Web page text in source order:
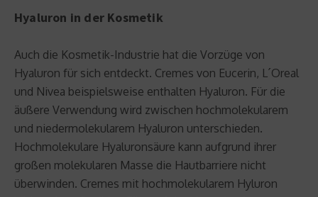
Hyaluron in der Kosmetik
Auch die Kosmetik-Industrie hat die Vorzüge von
Hyaluron für sich entdeckt. Cremes von Eucerin, L´Oreal
und Nivea beispielsweise enthalten Hyaluron. Für die
äußere Verwendung wird zwischen hochmolekularem
und niedermolekularem Hyaluron unterschieden.
Hochmolekulare Hyaluronsäure kann aufgrund ihrer
großen molekularen Masse die Hautbarriere nicht
überwinden. Cremes mit hochmolekularem Hyluron